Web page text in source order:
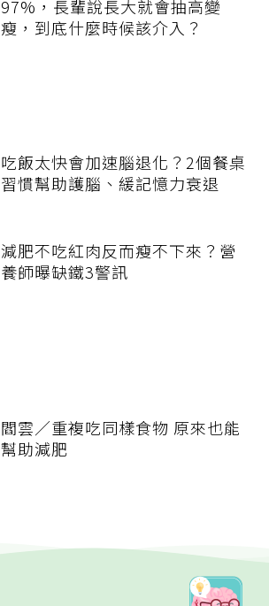
97%，長輩說長大就會抽高變
瘦，到底什麼時候該介入？
吃飯太快會加速腦退化？2個餐桌
習慣幫助護腦、緩記憶力衰退
減肥不吃紅肉反而瘦不下來？營
養師曝缺鐵3警訊
閻雲／重複吃同樣食物 原來也能
幫助減肥